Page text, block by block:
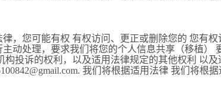
律，您可能有权 有权访问、更正或删除您的 您有
主动处理，要求我们将您的个人信息共享（移植）
构投诉的权利，以及适用法律规定的其他权利 以
我们将根据适用法律 我们将根